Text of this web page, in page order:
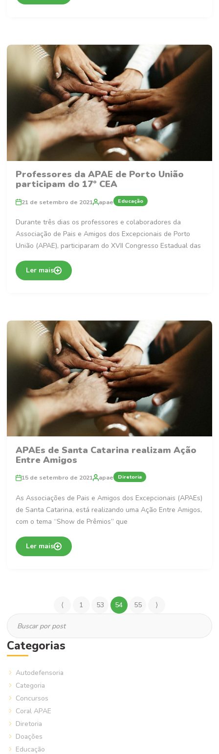
Professores da APAE de Porto União
participam do 17º CEA
21 de setembro de 2021 apae Educação
Durante três dias os professores e colaboradores da
Associação de Pais e Amigos dos Excepcionais de Porto
União (APAE), participaram do XVII Congresso Estadual das
Ler mais
APAEs de Santa Catarina realizam Ação
Entre Amigos
15 de setembro de 2021 apae Diretoria
As Associações de Pais e Amigos dos Excepcionais (APAEs)
de Santa Catarina, está realizando uma Ação Entre Amigos,
com o tema “Show de Prêmios” que
Ler mais
⟨ 1 53 54 55 ⟩
Categorias
Autodefensoria
Categoria
Concursos
Coral APAE
Diretoria
Doações
Educação